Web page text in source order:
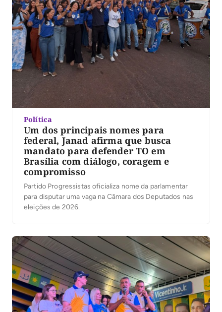
Política
Um dos principais nomes para
federal, Janad afirma que busca
mandato para defender TO em
Brasília com diálogo, coragem e
compromisso
Partido Progressistas oficializa nome da parlamentar
para disputar uma vaga na Câmara dos Deputados nas
eleições de 2026.